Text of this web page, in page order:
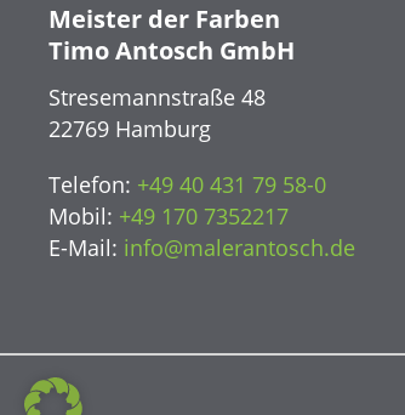
Meister der Farben
Timo Antosch GmbH
Stresemannstraße 48
22769 Hamburg
Telefon: +49 40 431 79 58-0
Mobil: +49 170 7352217
E-Mail: info@malerantosch.de